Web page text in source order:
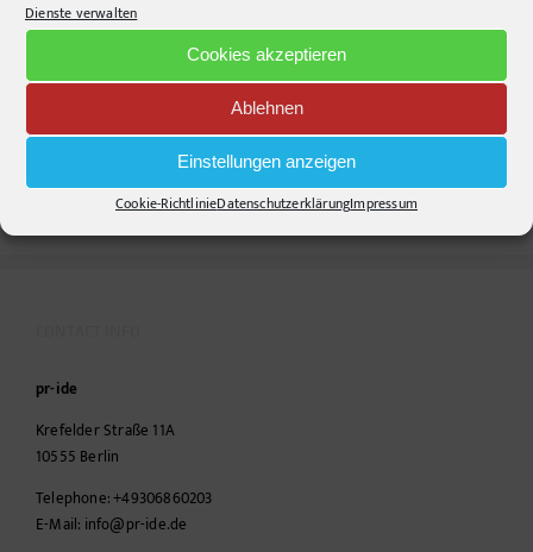
Dienste verwalten
Cookies akzeptieren
Ablehnen
Einstellungen anzeigen
Cookie-RichtlinieDatenschutzerklärungImpressum
Dinge, die nur uns
Deutschen einfallen
Kreative Konzepte
pr-ide
Krefelder Straße 11A
10555 Berlin
Telephone:+49306860203
E-Mail: info@pr-ide.de